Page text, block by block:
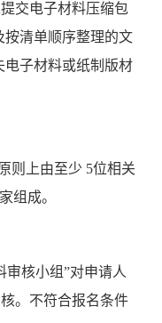
交电子材料压缩包
按清单顺序整理的文
电子材料或纸制版材
则上由至少 5位相关
组成。
审核小组”对申请人
。不符合报名条件